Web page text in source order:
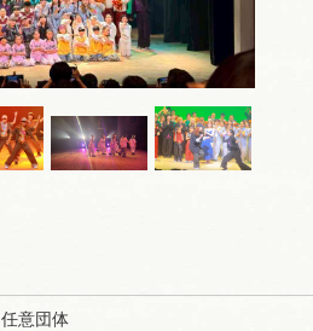
任意団体